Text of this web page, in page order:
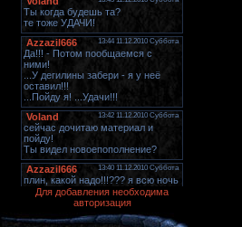
Для добавления необходима
авторизация